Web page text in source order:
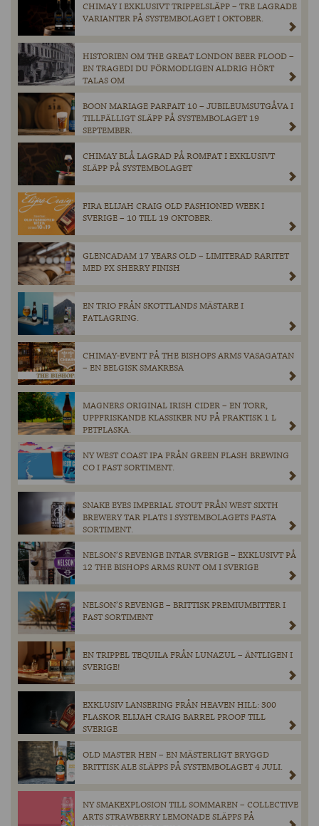
CHIMAY I EXKLUSIVT TRIPPELSLÄPP – TRE LAGRADE
VARIANTER PÅ SYSTEMBOLAGET I OKTOBER.
HISTORIEN OM THE GREAT LONDON BEER FLOOD –
EN TRAGEDI DU FÖRMODLIGEN ALDRIG HÖRT
TALAS OM
BOON MARIAGE PARFAIT 10 – JUBILEUMSUTGÅVA I
TILLFÄLLIGT SLÄPP PÅ SYSTEMBOLAGET 19
SEPTEMBER.
CHIMAY BLÅ LAGRAD PÅ ROMFAT I EXKLUSIVT
SLÄPP PÅ SYSTEMBOLAGET
FIRA ELIJAH CRAIG OLD FASHIONED WEEK I
SVERIGE – 10 TILL 19 OKTOBER.
GLENCADAM 17 YEARS OLD – LIMITERAD RARITET
MED PX SHERRY FINISH
EN TRIO FRÅN SKOTTLANDS MÄSTARE I
FATLAGRING.
CHIMAY-EVENT PÅ THE BISHOPS ARMS VASAGATAN
– EN BELGISK SMAKRESA
MAGNERS ORIGINAL IRISH CIDER – EN TORR,
UPPFRISKANDE KLASSIKER NU PÅ PRAKTISK 1 L
PETFLASKA.
NY WEST COAST IPA FRÅN GREEN FLASH BREWING
CO I FAST SORTIMENT.
SNAKE EYES IMPERIAL STOUT FRÅN WEST SIXTH
BREWERY TAR PLATS I SYSTEMBOLAGETS FASTA
SORTIMENT.
NELSON’S REVENGE INTAR SVERIGE – EXKLUSIVT PÅ
12 THE BISHOPS ARMS RUNT OM I SVERIGE
NELSON’S REVENGE – BRITTISK PREMIUMBITTER I
FAST SORTIMENT
EN TRIPPEL TEQUILA FRÅN LUNAZUL – ÄNTLIGEN I
SVERIGE!
EXKLUSIV LANSERING FRÅN HEAVEN HILL: 300
FLASKOR ELIJAH CRAIG BARREL PROOF TILL
SVERIGE
OLD MASTER HEN – EN MÄSTERLIGT BRYGGD
BRITTISK ALE SLÄPPS PÅ SYSTEMBOLAGET 4 JULI.
NY SMAKEXPLOSION TILL SOMMAREN – COLLECTIVE
ARTS STRAWBERRY LEMONADE SLÄPPS PÅ